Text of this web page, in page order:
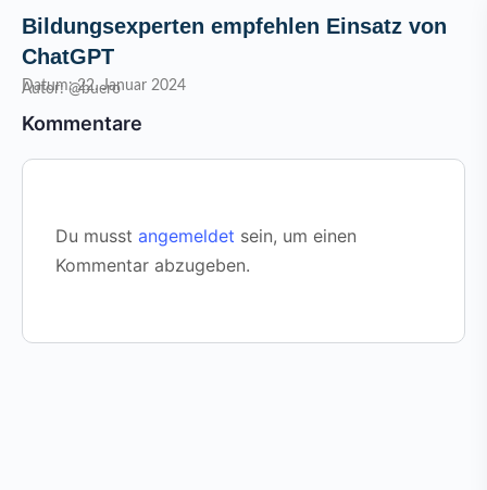
Bildungsexperten empfehlen Einsatz von
ChatGPT
Datum: 22. Januar 2024
Autor: @buero
Kommentare
Du musst angemeldet sein, um einen
Kommentar abzugeben.